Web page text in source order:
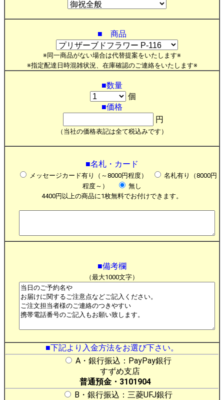
■ 商品
※同一商品がない場合は代替提案をいたします※
※指定配達日時混雑状況、在庫確認のご連絡をいたします※
■数量
個
■価格
円
（当社の価格表記は全て税込みです）
■名札・カード
メッセージカード有り（～8000円程度）
名札有り（8000円
程度～）
無し
4400円以上の商品に1枚無料でお付けできます。
■備考欄
（最大1000文字）
■下記より入金方法をお選び下さい。
A・銀行振込：PayPay銀行
すずめ支店
普通預金・3101904
B・銀行振込：三菱UFJ銀行